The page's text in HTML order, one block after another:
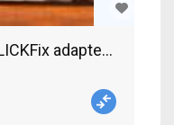
adapterrel